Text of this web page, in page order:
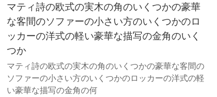
マティ詩の欧式の実木の角のいくつかの豪華
な客間のソファーの小さい方のいくつかのロ
ッカーの洋式の軽い豪華な描写の金角のいく
つか
マティ詩の欧式の実木の角のいくつかの豪華な客間の
ソファーの小さい方のいくつかのロッカーの洋式の軽
い豪華な描写の金角の何